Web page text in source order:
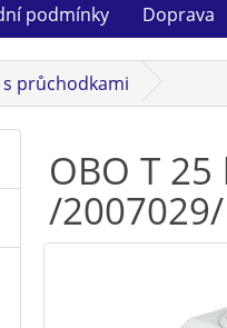
podmínky Doprava
s průchodkami
OBO T
/2007029/